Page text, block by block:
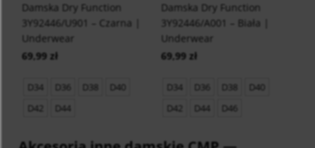
Damska Dry Function
3Y92446/U901 – Czarna |
Underwear
69,99 zł
D34 D36 D38
D40
D42
D44
Damska Dry Function
3Y92446/A001 – Biała |
Underwear
69,99 zł
D34 D36 D38
D40
D42
D44 D46